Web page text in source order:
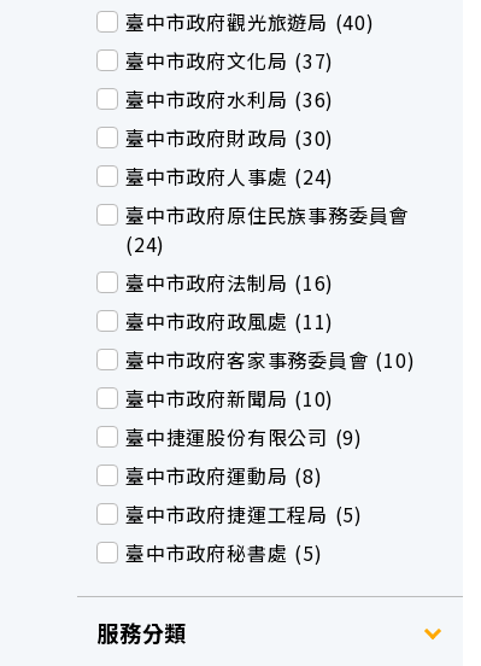
臺中市政府觀光旅遊局 (40)
臺中市政府文化局 (37)
臺中市政府水利局 (36)
臺中市政府財政局 (30)
臺中市政府人事處 (24)
臺中市政府原住民族事務委員會
(24)
臺中市政府法制局 (16)
臺中市政府政風處 (11)
臺中市政府客家事務委員會 (10)
臺中市政府新聞局 (10)
臺中捷運股份有限公司 (9)
臺中市政府運動局 (8)
臺中市政府捷運工程局 (5)
臺中市政府秘書處 (5)
服務分類